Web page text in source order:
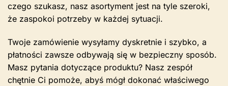
czego szukasz, nasz asortyment jest na tyle szeroki,
że zaspokoi potrzeby w każdej sytuacji.
Twoje zamówienie wysyłamy dyskretnie i szybko, a
płatności zawsze odbywają się w bezpieczny sposób.
Masz pytania dotyczące produktu? Nasz zespół
chętnie Ci pomoże, abyś mógł dokonać właściwego